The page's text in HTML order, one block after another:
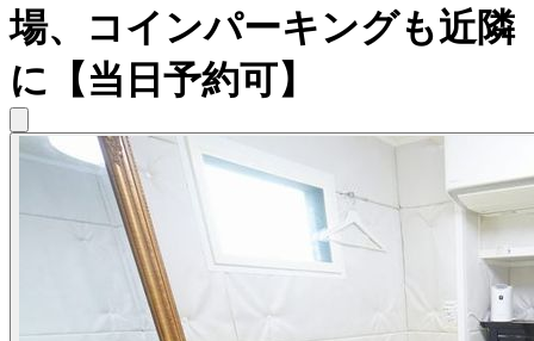
場、コインパーキングも近隣
に【当日予約可】